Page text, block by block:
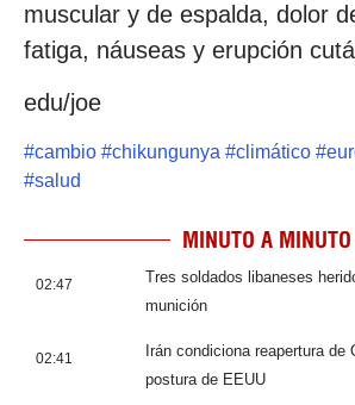
muscular y de espalda, dolor
fatiga, náuseas y erupción
edu/joe
#cambio #chikungunya #climático #
#salud
MINUTO A MINUTO
02:47
Tres soldados libaneses
munición
02:41
Irán condiciona reapertura de
postura de EEUU